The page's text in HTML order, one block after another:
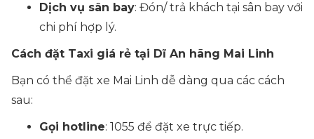
Dịch vụ sân bay: Đón/ trả khách tại sân bay với
chi phí hợp lý.
Cách đặt Taxi giá rẻ tại Dĩ An hãng Mai Linh
Bạn có thể đặt xe Mai Linh dễ dàng qua các cách
sau:
Gọi hotline: 1055 để đặt xe trực tiếp.